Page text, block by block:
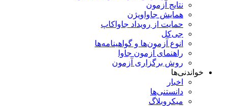
نتایج آزمون
همایش جاواویژن
حمایت از رویداد جاواکاپ
جی‌کل
انوع آزمون‌ها و گواهینامه‌ها
راهنمای آزمون جاوا
روش برگزاری آزمون
خواندنی‌ها
اخبار
دانستنی‌ها
میکروبلاگ